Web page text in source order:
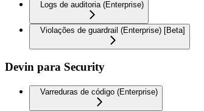
Logs de auditoria (Enterprise)
Violações de guardrail (Enterprise) [Beta]
Devin para Security
Varreduras de código (Enterprise)